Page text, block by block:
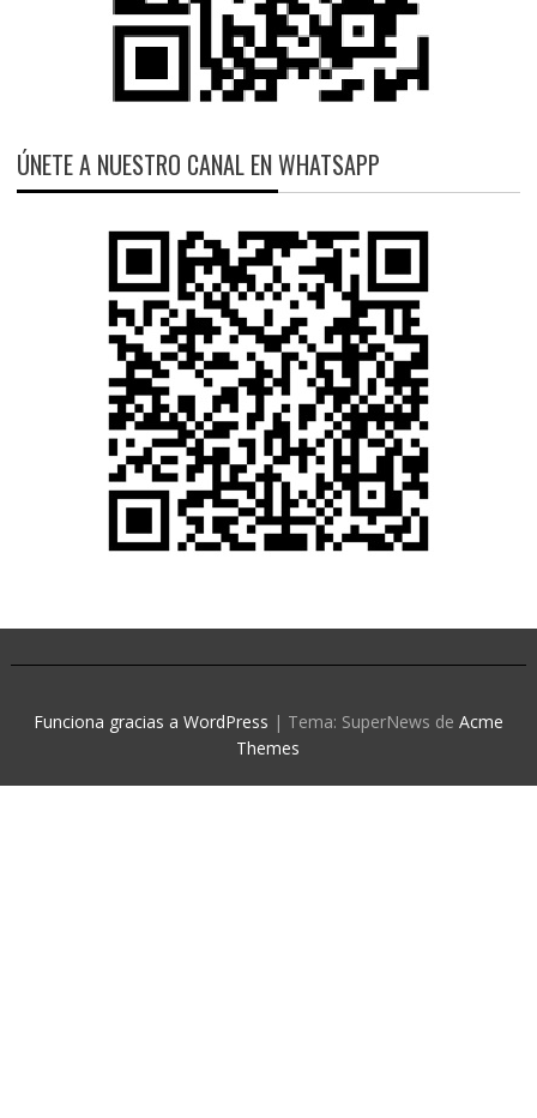
ÚNETE A NUESTRO CANAL EN WHATSAPP
Funciona gracias a WordPress | Tema: SuperNews de Acme
Themes